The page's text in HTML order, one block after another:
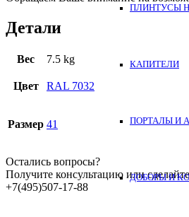
ПЛИНТУСЫ
КАПИТЕЛИ
ПОРТАЛЫ И
ДОБОРЫ И
Детали
Вес 7.5 kg
Цвет RAL 7032
Размер 41
Остались вопросы?
Получите консультацию или
+7(495)507-17-88